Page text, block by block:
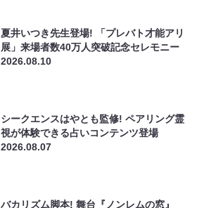
夏井いつき先生登場! 「プレバト才能アリ
展」来場者数40万人突破記念セレモニー
2026.08.10
シークエンスはやとも監修! ペアリング霊
視が体験できる占いコンテンツ登場
2026.08.07
バカリズム脚本! 舞台『ノンレムの窓』